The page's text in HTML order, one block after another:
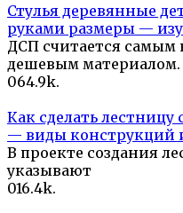
Стулья деревянные
руками размеры —
ДСП считается самым
дешевым материалом.
064.9k.
Как сделать
— виды конструкций
В проекте создания
указывают
016.4k.